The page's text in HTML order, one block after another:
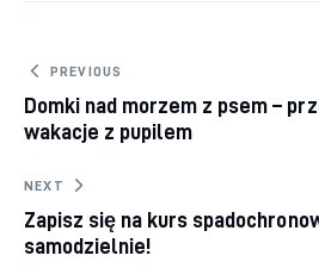
Nawigacja wpisu
PREVIOUS
Domki nad morzem z psem –
wakacje z pupilem
NEXT
Zapisz się na kurs
samodzielnie!